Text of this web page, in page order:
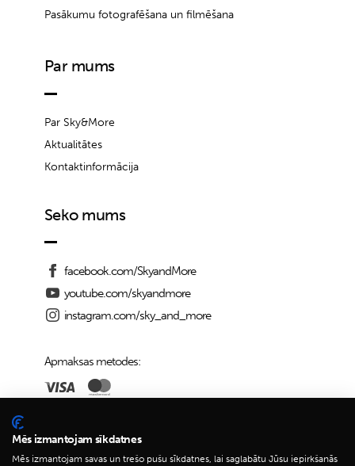
Pasākumu fotografēšana un filmēšana
Par mums
Par Sky&More
Aktualitātes
Kontaktinformācija
Seko mums
facebook.com/SkyandMore
youtube.com/skyandmore
instagram.com/sky_and_more
Apmaksas metodes:
Piegādes iespējas:
Mēs izmantojam sīkdatnes
Mēs izmantojam savas un trešo pušu sīkdatnes, lai saglabātu Jūsu iepirkšanās